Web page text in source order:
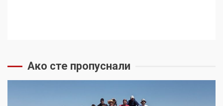
Ако сте пропуснали